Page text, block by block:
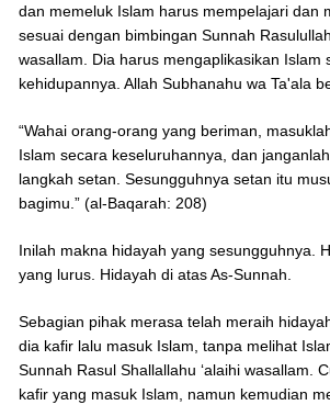
dan memeluk Islam harus mempelajari dan
sesuai dengan bimbingan Sunnah
wasallam. Dia harus mengaplikasikan Islam
kehidupannya. Allah Subhanahu wa Ta'ala
“Wahai orang-orang yang beriman,
Islam secara keseluruhannya, dan
langkah setan. Sesungguhnya setan itu
bagimu.” (al-Baqarah: 208)
Inilah makna hidayah yang sesungguhnya.
yang lurus. Hidayah di atas As-Sunnah.
Sebagian pihak merasa telah meraih
dia kafir lalu masuk Islam, tanpa melihat
Sunnah Rasul Shallallahu ‘alaihi wasallam.
kafir yang masuk Islam, namun kemudian